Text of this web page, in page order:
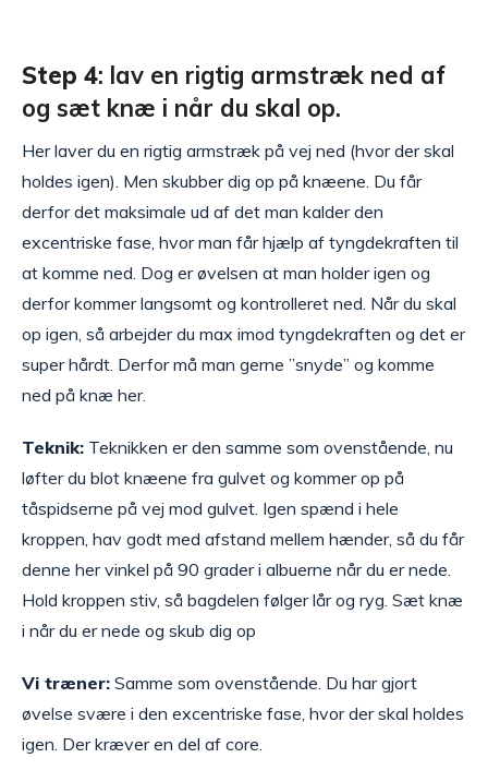
Step 4: lav en rigtig armstræk ned af
og sæt knæ i når du skal op.
Her laver du en rigtig armstræk på vej ned (hvor der skal
holdes igen). Men skubber dig op på knæene. Du får
derfor det maksimale ud af det man kalder den
excentriske fase, hvor man får hjælp af tyngdekraften til
at komme ned. Dog er øvelsen at man holder igen og
derfor kommer langsomt og kontrolleret ned. Når du skal
op igen, så arbejder du max imod tyngdekraften og det er
super hårdt. Derfor må man gerne ”snyde” og komme
ned på knæ her.
Teknik: Teknikken er den samme som ovenstående, nu
løfter du blot knæene fra gulvet og kommer op på
tåspidserne på vej mod gulvet. Igen spænd i hele
kroppen, hav godt med afstand mellem hænder, så du får
denne her vinkel på 90 grader i albuerne når du er nede.
Hold kroppen stiv, så bagdelen følger lår og ryg. Sæt knæ
i når du er nede og skub dig op
Vi træner: Samme som ovenstående. Du har gjort
øvelse svære i den excentriske fase, hvor der skal holdes
igen. Der kræver en del af core.